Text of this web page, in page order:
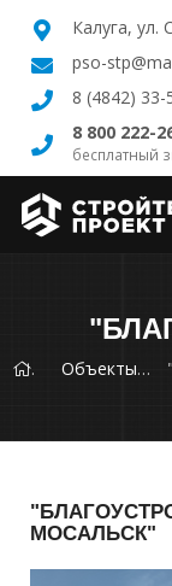
Калуга, ул.
pso-
8 (4842) 33-
8 800 222-
бесплатный
Объекты
МОСАЛЬСК"